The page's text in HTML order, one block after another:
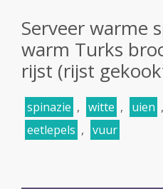
Serveer warme
warm Turks
rijst (rijst
spinazie , witte , uien ,
eetlepels , vuur